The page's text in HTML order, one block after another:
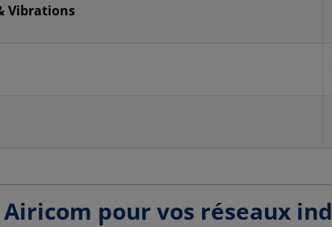
Vibrations
pour vos réseaux